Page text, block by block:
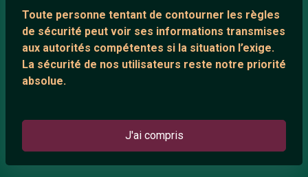
Toute personne tentant de contourner les règles
de sécurité peut voir ses informations transmises
aux autorités compétentes si la situation l’exige.
La sécurité de nos utilisateurs reste notre priorité
absolue.
J'ai compris
ARTICLES RÉCENTS
Chat vidéo gratuit
Témoignage de nathanaelle